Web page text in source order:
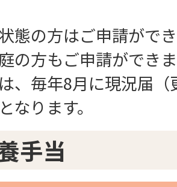
態の方はご申請がで
の方もご申請ができ
、毎年8月に現況届
なります。
手当